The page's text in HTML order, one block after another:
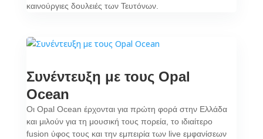
καινούργιες δουλειές των Τευτόνων.
Συνέντευξη με τους Opal
Ocean
Οι Opal Ocean έρχονται για πρώτη φορά στην Ελλάδα
και μιλούν για τη μουσική τους πορεία, το ιδιαίτερο
fusion ύφος τους και την εμπειρία των live εμφανίσεων